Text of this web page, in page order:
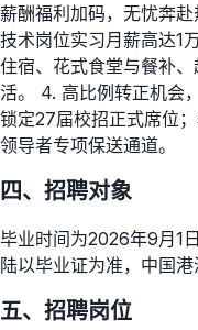
薪酬福利加码，无忧奔赴
技术岗位实习月薪高达1
住宿、花式食堂与餐补
活。 4. 高比例转正机会
锁定27届校招正式席位
领导者专项保送通道。
四、招聘对象
毕业时间为2026年9月1
陆以毕业证为准，中国港
五、招聘岗位